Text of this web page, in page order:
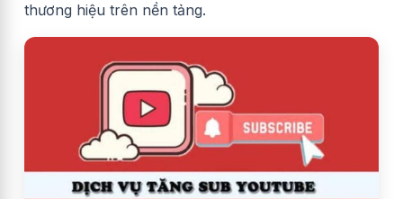
thương hiệu trên nền tảng.